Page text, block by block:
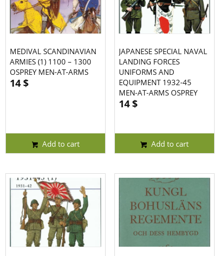
MEDIVAL SCANDINAVIAN
ARMIES (1) 1100 – 1300
OSPREY MEN-AT-ARMS
14$
Add to cart
JAPANESE SPECIAL NAVAL
LANDING FORCES
UNIFORMS AND
EQUIPMENT 1932-45
MEN-AT-ARMS OSPREY
14$
Add to cart